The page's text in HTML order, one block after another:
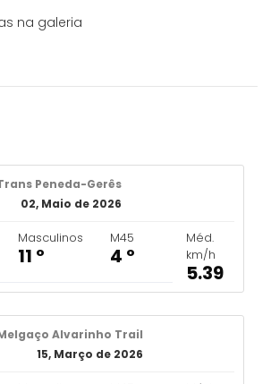
na galeria
Peneda-Gerês
02, Maio de 2026
Masculinos
11 º
M45
4 º
Méd.
km/h
5.39
Alvarinho Trail
15, Março de 2026